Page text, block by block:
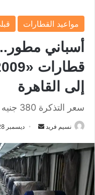
مواعيد القطارات
أسباني
إلى القاهرة
سعر التذكرة 380 جنيه درجة أولى
نسيم فريد
س
ب
ديسمبر 28, 2024